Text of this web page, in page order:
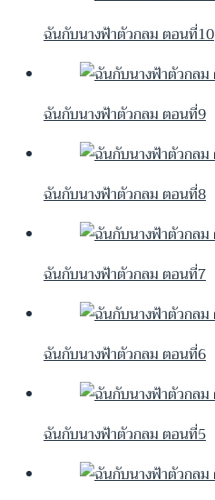
ฉันกับนางฟ้าตัวกลม ตอนที่10
ฉันกับนางฟ้าตัวกลม ตอนที่9
ฉันกับนางฟ้าตัวกลม ตอนที่8
ฉันกับนางฟ้าตัวกลม ตอนที่7
ฉันกับนางฟ้าตัวกลม ตอนที่6
ฉันกับนางฟ้าตัวกลม ตอนที่5